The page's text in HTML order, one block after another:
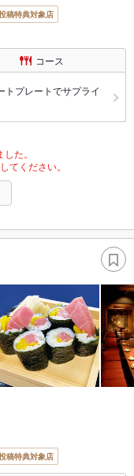
稿特典対象店
コース
トプレートでサプライ
た。
てください。
稿特典対象店